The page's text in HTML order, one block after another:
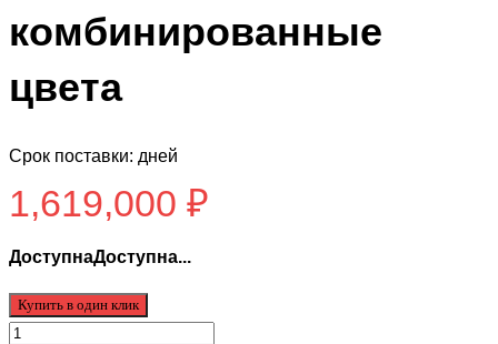
комбинированные
цвета
Срок поставки: дней
1,619,000 ₽
ДоступнаДоступна...
Купить в один клик
Количество